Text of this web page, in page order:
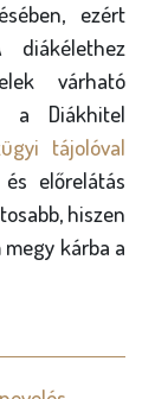
ezért
diákélethez
várható
a Diákhitel
tájolóval
előrelátás
hiszen
kárba a